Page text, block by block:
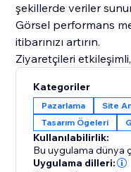
şekillerde veriler
Görsel performans
itibarınızı artırın.
Ziyaretçileri
Oto senkronizasyon,
kalmasını sağlar.
Hikayenizi
sergilemek ve
Kategoriler
Pazarlama
Site
Tasarım Ögeleri
Kullanılabilirlik:
Bu uygulama dünya
Uygulama dilleri: